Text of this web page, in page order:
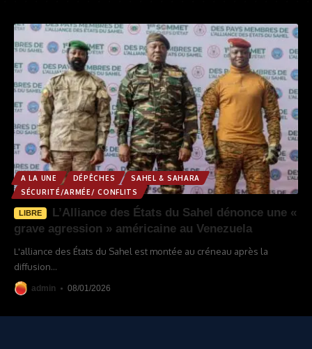
A LA UNE DÉPÊCHES
SAHEL & SAHARA
SÉCURITÉ/ARMÉE/ CONFLITS
LIBRE
L’Alliance des États du Sahel dénonce une «
grave agression » américaine au Venezuela
L'alliance des États du Sahel est montée au créneau après la
diffusion…
admin 08/01/2026